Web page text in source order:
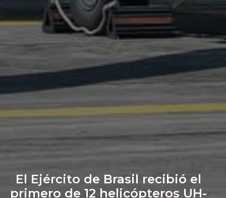
El Ejército de Brasil recibió el
primero de 12 helicópteros UH-